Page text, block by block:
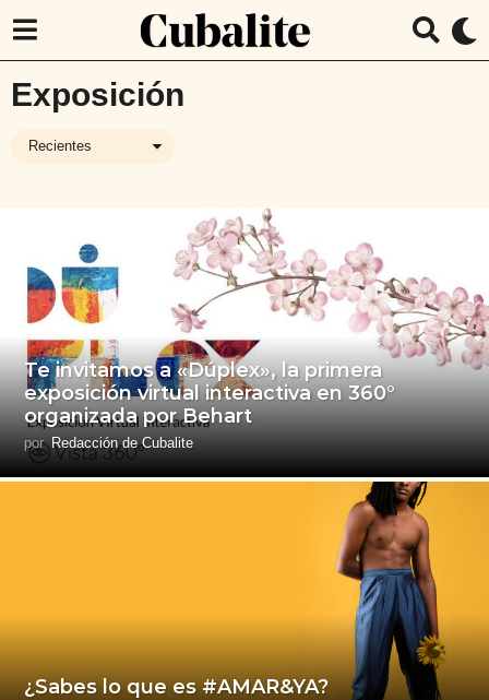
Exposición
Recientes
Te invitamos a «Dúplex», la primera
exposición virtual interactiva en 360°
organizada por Behart
por Redacción de Cubalite
¿Sabes lo que es #AMAR&YA?